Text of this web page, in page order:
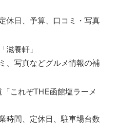
休日、予算、口コミ・写真
滋養軒」
、写真などグルメ情報の補
これぞTHE函館塩ラーメ
時間、定休日、駐車場台数